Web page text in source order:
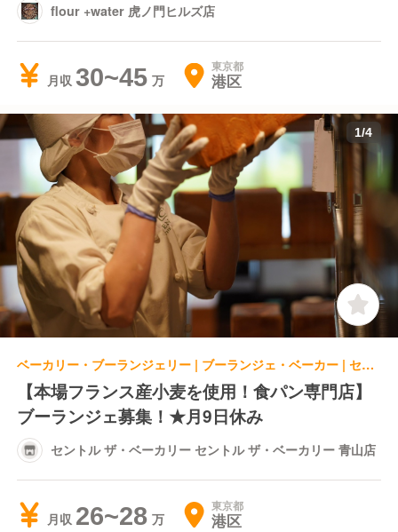
flour +water 虎ノ門ヒルズ店
月収 30~45 東京都
港区
1/4
ベーカリー・ブーランジェリー | ブーランジェ・ベーカー | セントル ザ・ベーカリー セントル ザ・ベーカリー 青山店
【本場フランス産小麦を使用！食パン専門店】
ブーランジェ募集！★月9日休み
セントル ザ・ベーカリー セントル ザ・ベーカリー 青山店
月収 26~28 東京都
港区